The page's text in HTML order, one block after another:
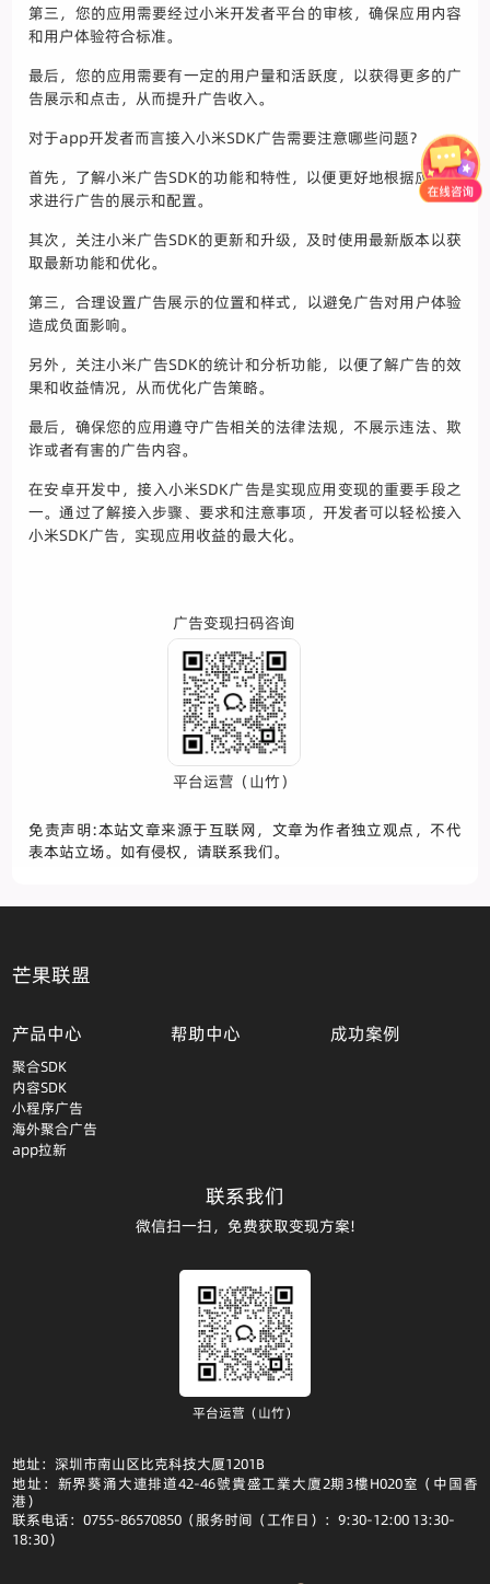
第三，您的应用需要经过小米开发者平台的审核，确保应用内容
和用户体验符合标准。
最后，您的应用需要有一定的用户量和活跃度，以获得更多的广
告展示和点击，从而提升广告收入。
对于app开发者而言接入小米SDK广告需要注意哪些问题？
首先，了解小米广告SDK的功能和特性，以便更好地根据应用需
求进行广告的展示和配置。
其次，关注小米广告SDK的更新和升级，及时使用最新版本以获
取最新功能和优化。
第三，合理设置广告展示的位置和样式，以避免广告对用户体验
造成负面影响。
另外，关注小米广告SDK的统计和分析功能，以便了解广告的效
果和收益情况，从而优化广告策略。
最后，确保您的应用遵守广告相关的法律法规，不展示违法、欺
诈或者有害的广告内容。
在安卓开发中，接入小米SDK广告是实现应用变现的重要手段之
一。通过了解接入步骤、要求和注意事项，开发者可以轻松接入
小米SDK广告，实现应用收益的最大化。
广告变现扫码咨询
平台运营（山竹）
免责声明:本站文章来源于互联网，文章为作者独立观点，不代
表本站立场。如有侵权，请联系我们。
芒果联盟
产品中心
聚合SDK
内容SDK
小程序广告
海外聚合广告
app拉新
帮助中心 成功案例
联系我们
微信扫一扫，免费获取变现方案!
平台运营（山竹）
地址：深圳市南山区比克科技大厦1201B
地址：新界葵涌大連排道42-46號貴盛工業大廈2期3樓H020室（中国香
港）
联系电话：0755-86570850（服务时间（工作日）：9:30-12:00 13:30-
18:30）